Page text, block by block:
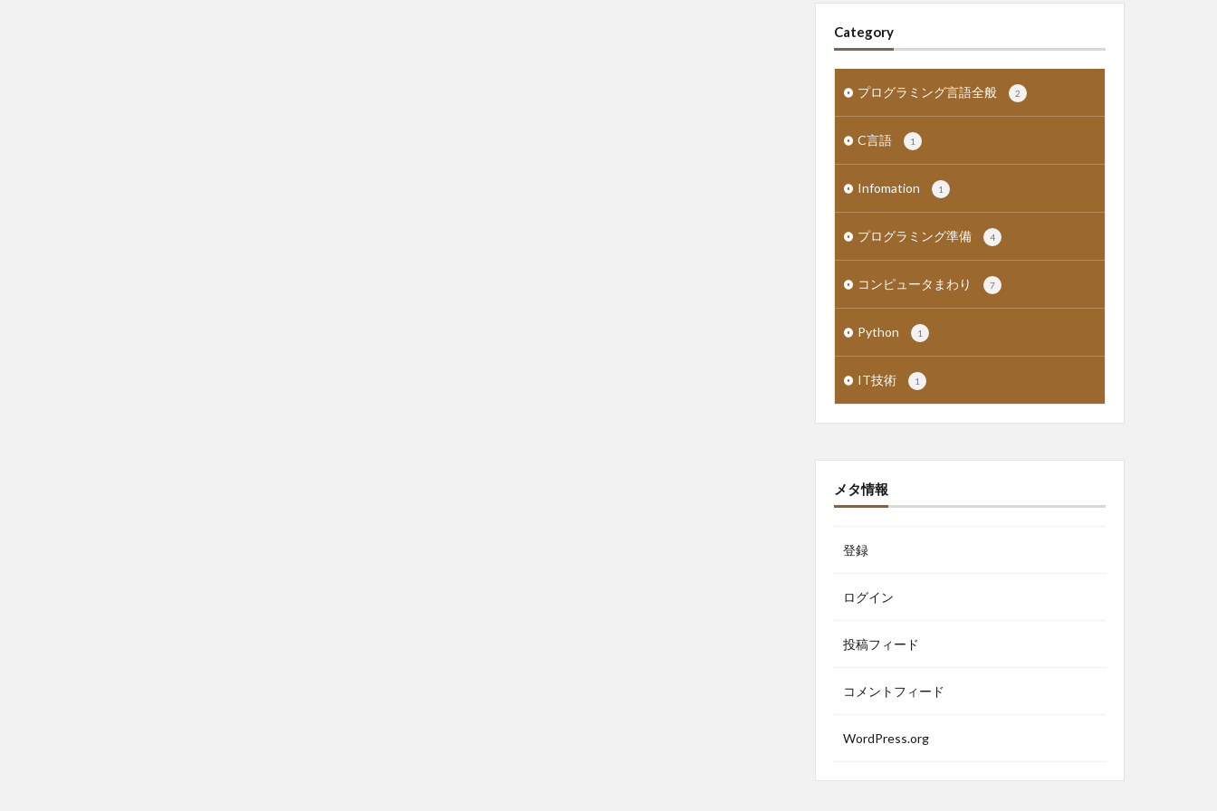
Category
プログラミング言語全般 2
C言語 1
Infomation 1
プログラミング準備 4
コンピュータまわり 7
Python 1
IT技術 1
メタ情報
登録
ログイン
投稿フィード
コメントフィード
WordPress.org